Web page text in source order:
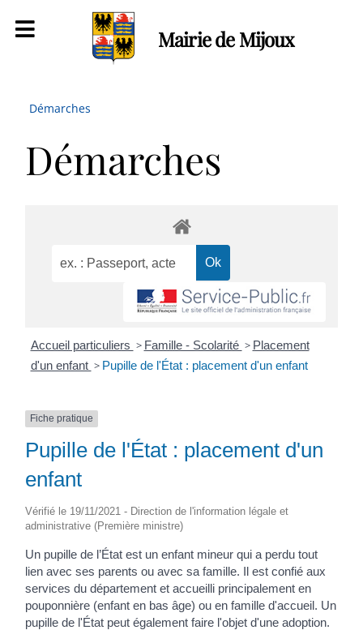
Mairie de Mijoux
Démarches
Démarches
Accueil particuliers > Famille - Scolarité > Placement
d'un enfant > Pupille de l'État : placement d'un enfant
Fiche pratique
Pupille de l'État : placement d'un
enfant
Vérifié le 19/11/2021 - Direction de l'information légale et
administrative (Première ministre)
Un pupille de l’État est un enfant mineur qui a perdu tout
lien avec ses parents ou avec sa famille. Il est confié aux
services du département et accueilli principalement en
pouponnière (enfant en bas âge) ou en famille d'accueil. Un
pupille de l'État peut également faire l'objet d'une adoption.